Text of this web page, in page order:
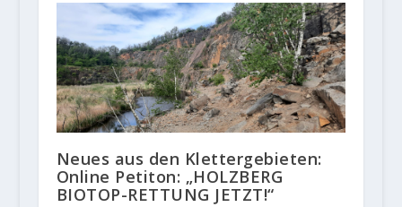
Neues aus den Klettergebieten:
Online Petiton: „HOLZBERG
BIOTOP-RETTUNG JETZT!“